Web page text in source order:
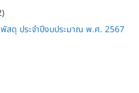
พัสดุ ประจำปีงบประมาณ พ.ศ. 2567